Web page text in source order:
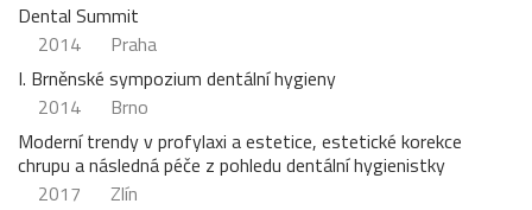
Dental Summit
2014
Praha
I. Brněnské sympozium dentální hygieny
2014
Brno
Moderní trendy v profylaxi a estetice, estetické korekce
chrupu a následná péče z pohledu dentální hygienistky
2017
Zlín